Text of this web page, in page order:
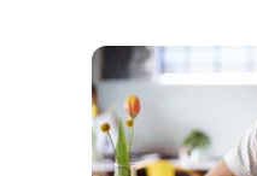
venta minorista,
Con sede en